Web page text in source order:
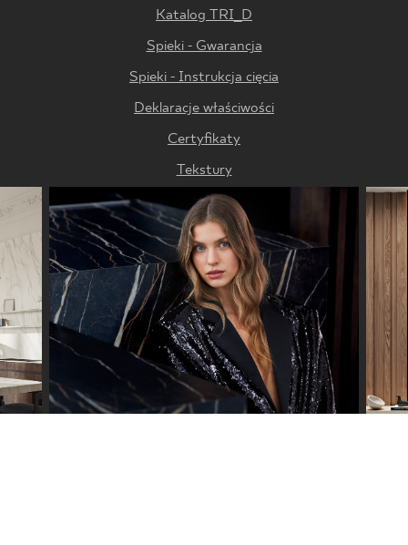
Katalog TRI_D
Spieki - Gwarancja
Spieki - Instrukcja cięcia
Deklaracje właściwości
Certyfikaty
Tekstury
Rejestracja gwarancji 30 lat
OBSERWUJ NAS